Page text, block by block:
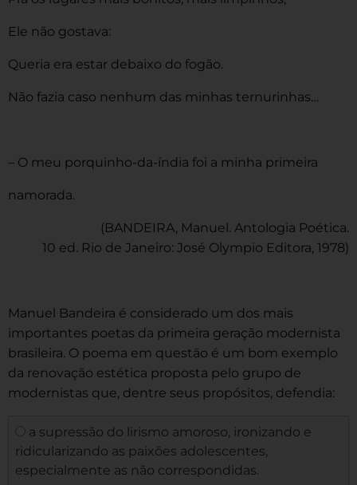
Ele não gostava:
Queria era estar debaixo do fogão.
Não fazia caso nenhum das minhas ternurinhas…
– O meu porquinho-da-índia foi a minha primeira
namorada.
(BANDEIRA, Manuel. Antologia Poética.
10 ed. Rio de Janeiro: José Olympio Editora, 1978)
Manuel Bandeira é considerado um dos mais
importantes poetas da primeira geração modernista
brasileira. O poema em questão é um bom exemplo
da renovação estética proposta pelo grupo de
modernistas que, dentre seus propósitos, defendia:
a supressão do lirismo amoroso, ironizando e
ridicularizando as paixões adolescentes,
especialmente as não correspondidas.